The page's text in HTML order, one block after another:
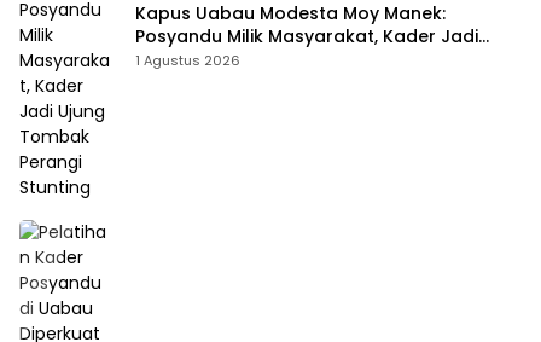
Kapus Uabau Modesta Moy Manek:
Posyandu Milik Masyarakat, Kader Jadi
Ujung Tombak Perangi Stunting
1 Agustus 2026